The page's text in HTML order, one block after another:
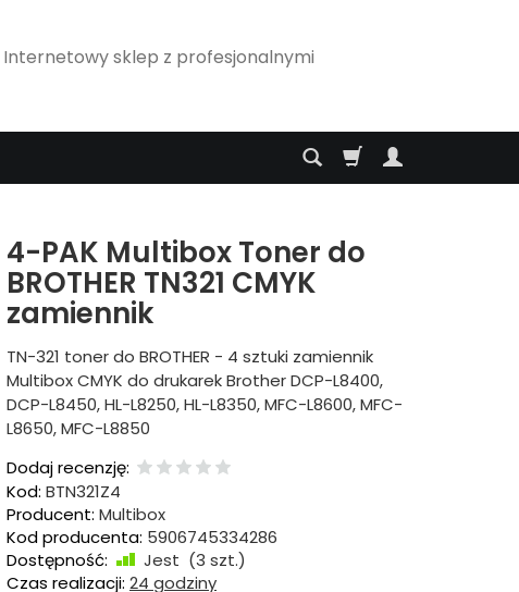
Internetowy sklep z profesjonalnymi
4-PAK Multibox Toner do
BROTHER TN321 CMYK
zamiennik
TN-321 toner do BROTHER - 4 sztuki zamiennik
Multibox CMYK do drukarek Brother DCP-L8400,
DCP-L8450, HL-L8250, HL-L8350, MFC-L8600, MFC-
L8650, MFC-L8850
Dodaj recenzję:
Kod: BTN321Z4
Producent: Multibox
Kod producenta: 5906745334286
Dostępność:
Jest (3 szt.)
Czas realizacji: 24 godziny